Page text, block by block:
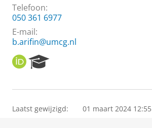
Telefoon:
050 361 6977
E-mail:
b.arifin@umcg.nl
O
R
I
e
r
Laatst gewijzigd: 01 maart 2024 12:55